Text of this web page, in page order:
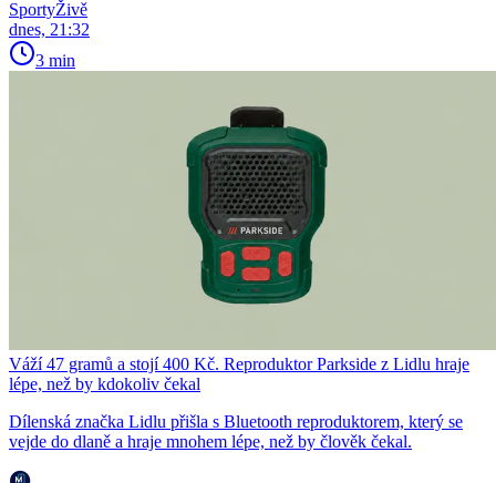
SportyŽivě
dnes, 21:32
3 min
Váží 47 gramů a stojí 400 Kč. Reproduktor Parkside z Lidlu hraje
lépe, než by kdokoliv čekal
Dílenská značka Lidlu přišla s Bluetooth reproduktorem, který se
vejde do dlaně a hraje mnohem lépe, než by člověk čekal.